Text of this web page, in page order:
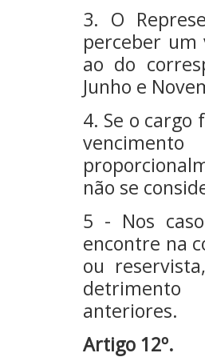
3. O
perceber
ao do
Junho e
4. Se o
não se
5 - Nos
encontre na
ou
detrimento
anteriores.
Artigo 12º.